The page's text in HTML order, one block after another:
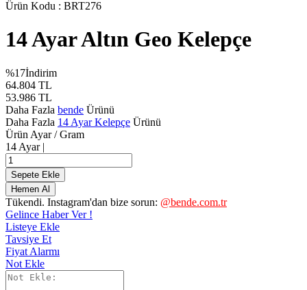
Ürün Kodu : BRT276
14 Ayar Altın Geo Kelepçe
%17İndirim
64.804 TL
53.986 TL
Daha Fazla bende Ürünü
Daha Fazla 14 Ayar Kelepçe Ürünü
Ürün Ayar / Gram
14 Ayar |
Sepete Ekle
Hemen Al
Tükendi. Instagram'dan bize sorun: @bende.com.tr
Gelince Haber Ver !
Listeye Ekle
Tavsiye Et
Fiyat Alarmı
Not Ekle